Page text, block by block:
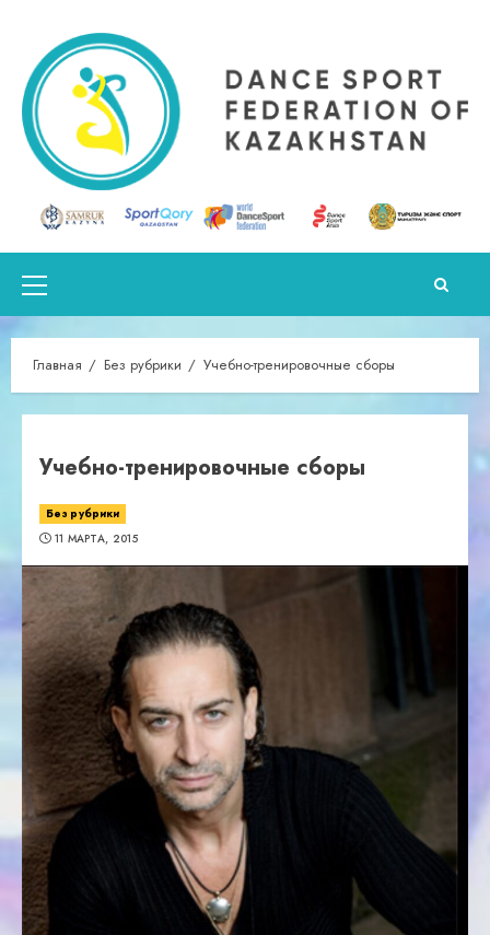
содержимому
Основное
меню
Главная Без рубрики Учебно-тренировочные сборы
Без рубрики
Учебно-тренировочные сборы
11 МАРТА, 2015